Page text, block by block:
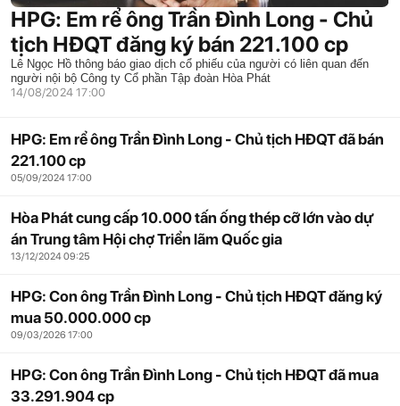
HPG: Em rể ông Trần Đình Long - Chủ
tịch HĐQT đăng ký bán 221.100 cp
Lê Ngọc Hồ thông báo giao dịch cổ phiếu của người có liên quan đến
người nội bộ Công ty Cổ phần Tập đoàn Hòa Phát
14/08/2024 17:00
HPG: Em rể ông Trần Đình Long - Chủ tịch HĐQT đã bán
221.100 cp
05/09/2024 17:00
Hòa Phát cung cấp 10.000 tấn ống thép cỡ lớn vào dự
án Trung tâm Hội chợ Triển lãm Quốc gia
13/12/2024 09:25
HPG: Con ông Trần Đình Long - Chủ tịch HĐQT đăng ký
mua 50.000.000 cp
09/03/2026 17:00
HPG: Con ông Trần Đình Long - Chủ tịch HĐQT đã mua
33.291.904 cp